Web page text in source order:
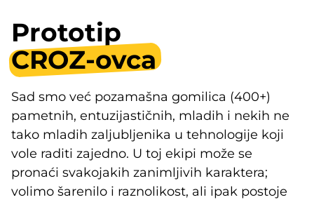
Prototip
CROZ-ovca
Sad smo već pozamašna gomilica (400+)
pametnih, entuzijastičnih, mladih i nekih ne
tako mladih zaljubljenika u tehnologije koji
vole raditi zajedno. U toj ekipi može se
pronaći svakojakih zanimljivih karaktera;
volimo šarenilo i raznolikost, ali ipak postoje